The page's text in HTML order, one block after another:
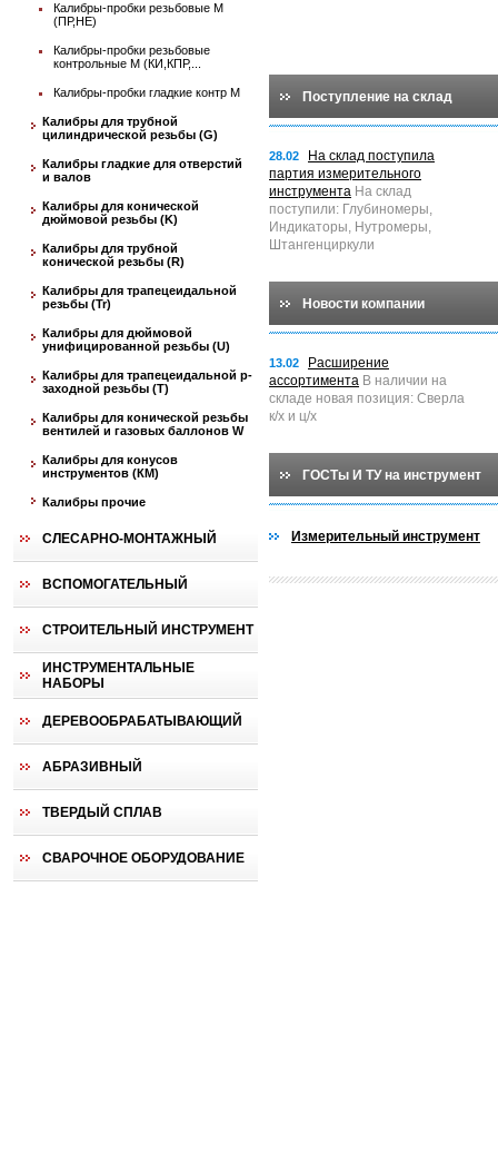
Калибры-пробки резьбовые М
(ПР,НЕ)
Калибры-пробки резьбовые
контрольные М (КИ,КПР,...
Калибры-пробки гладкие контр М
Калибры для трубной
цилиндрической резьбы (G)
Калибры гладкие для отверстий
и валов
Калибры для конической
дюймовой резьбы (K)
Калибры для трубной
конической резьбы (R)
Калибры для трапецеидальной
резьбы (Tr)
Калибры для дюймовой
унифицированной резьбы (U)
Калибры для трапецеидальной p-
заходной резьбы (T)
Калибры для конической резьбы
вентилей и газовых баллонов W
Калибры для конусов
инструментов (КМ)
Калибры прочие
СЛЕСАРНО-МОНТАЖНЫЙ
ВСПОМОГАТЕЛЬНЫЙ
СТРОИТЕЛЬНЫЙ ИНСТРУМЕНТ
ИНСТРУМЕНТАЛЬНЫЕ
НАБОРЫ
ДЕРЕВООБРАБАТЫВАЮЩИЙ
АБРАЗИВНЫЙ
ТВЕРДЫЙ СПЛАВ
СВАРОЧНОЕ ОБОРУДОВАНИЕ
Поступление на склад
28.02
На склад поступила
партия измерительного
инструмента На склад
поступили: Глубиномеры,
Индикаторы, Нутромеры,
Штангенциркули
Новости компании
13.02
Расширение
ассортимента В наличии на
складе новая позиция: Сверла
к/х и ц/х
ГОСТы И ТУ на инструмент
Измерительный инструмент